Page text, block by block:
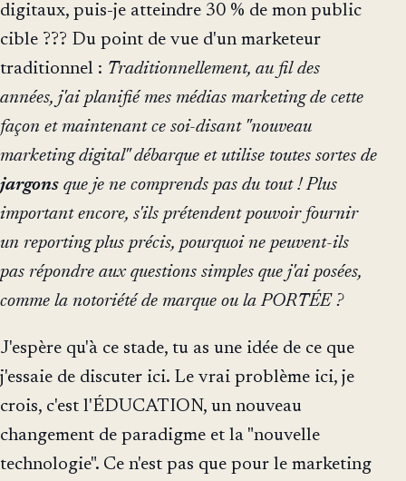
digitaux, puis-je atteindre 30 % de mon public
cible ??? Du point de vue d'un marketeur
traditionnel : Traditionnellement, au fil des
années, j'ai planifié mes médias marketing de cette
façon et maintenant ce soi-disant "nouveau
marketing digital" débarque et utilise toutes sortes de
jargons que je ne comprends pas du tout ! Plus
important encore, s'ils prétendent pouvoir fournir
un reporting plus précis, pourquoi ne peuvent-ils
pas répondre aux questions simples que j'ai posées,
comme la notoriété de marque ou la PORTÉE ?
J'espère qu'à ce stade, tu as une idée de ce que
j'essaie de discuter ici. Le vrai problème ici, je
crois, c'est l'ÉDUCATION, un nouveau
changement de paradigme et la "nouvelle
technologie". Ce n'est pas que pour le marketing